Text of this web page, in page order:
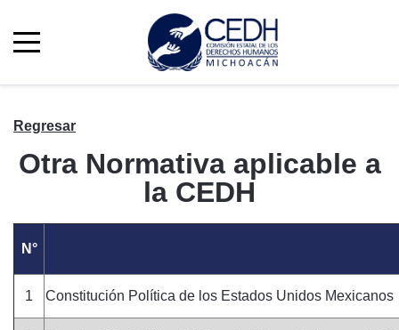
Regresar
Otra Normativa aplicable a
la CEDH
N°
1 Constitución Política de los Estados Unidos Mexicanos